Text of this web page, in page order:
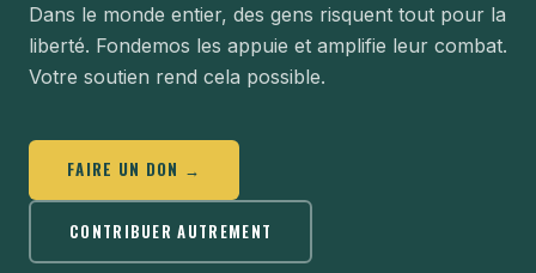
Dans le monde entier, des gens risquent tout pour la
liberté. Fondemos les appuie et amplifie leur combat.
Votre soutien rend cela possible.
FAIRE UN DON →
CONTRIBUER AUTREMENT